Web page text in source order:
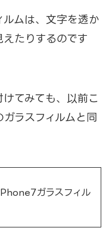
ムは、文字を透か
たりするのです
てみても、以前こ
ラスフィルムと同
ガラスフィル